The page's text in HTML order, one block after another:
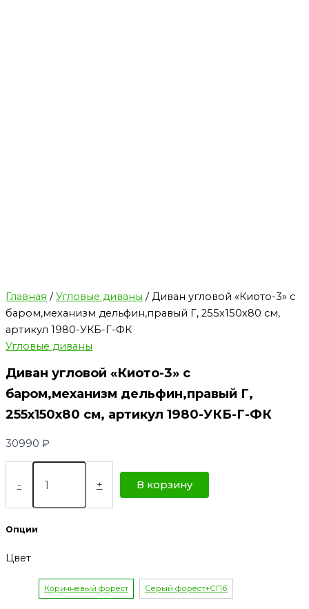
Главная /Угловые диваны / Диван угловой «Киото-3» с
баром,механизм дельфин,правый Г, 255х150х80 см,
артикул 1980-УКБ-Г-ФК
Угловые диваны
Диван угловой «Киото-3» с
баром,механизм дельфин,правый Г,
255х150х80 см, артикул 1980-УКБ-Г-ФК
30990 ₽
- + В корзину
Опции
Цвет
Коричневый форест Серый форест+СПб